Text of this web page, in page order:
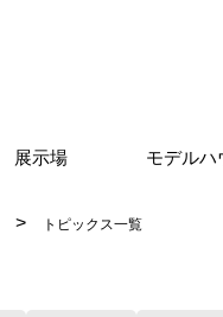
展示場 モデルハ
トピックス一覧